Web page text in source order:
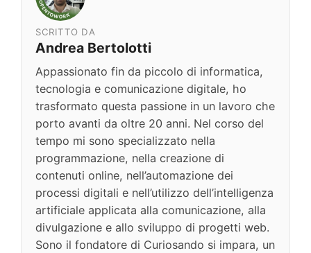
SCRITTO DA
Andrea Bertolotti
Appassionato fin da piccolo di informatica,
tecnologia e comunicazione digitale, ho
trasformato questa passione in un lavoro che
porto avanti da oltre 20 anni. Nel corso del
tempo mi sono specializzato nella
programmazione, nella creazione di
contenuti online, nell’automazione dei
processi digitali e nell’utilizzo dell’intelligenza
artificiale applicata alla comunicazione, alla
divulgazione e allo sviluppo di progetti web.
Sono il fondatore di Curiosando si impara, un